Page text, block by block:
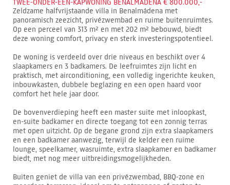
TWEE-ONDER-EEN-KAPWONING BENALMÁDENA € 800.000,-
Zeldzame halfvrijstaande villa in Benalmádena met
panoramisch zeezicht, privézwembad en ruime buitenruimtes.
Op een perceel van 313 m² en met 202 m² bebouwd, biedt
deze woning comfort, privacy en sterk investeringspotentieel.
De woning is verdeeld over drie niveaus en beschikt over 4
slaapkamers en 3 badkamers. De leefruimtes zijn licht en
praktisch, met airconditioning, een volledig ingerichte keuken,
inbouwkasten, dubbele beglazing en een open haard voor
comfort het hele jaar door.
De bovenverdieping heeft een master suite met inloopkast,
en-suite badkamer en directe toegang tot een zonnig terras
met open uitzicht. Op de begane grond zijn extra slaapkamers
en een badkamer aanwezig, terwijl de kelder een ruime
lounge, speelkamer, wasruimte, extra slaapkamer en badkamer
biedt, met nog meer uitbreidingsmogelijkheden.
Buiten geniet de villa van een privézwembad, BBQ-zone en